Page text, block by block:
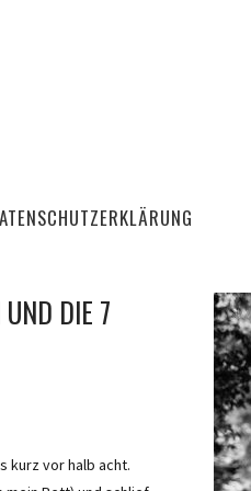
DIE 7
kurz vor halb acht.